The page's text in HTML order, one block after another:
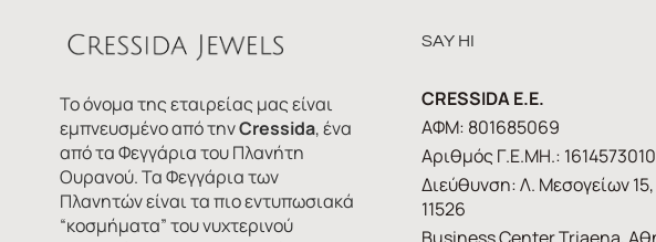
Το όνομα της εταιρείας μας είναι
εμπνευσμένο από τηνCressida, ένα
από τα Φεγγάρια του Πλανήτη
Ουρανού. Τα Φεγγάρια των
Πλανητών είναι τα πιο εντυπωσιακά
“κοσμήματα” του νυχτερινού
SAY HI
CRESSIDA E.E.
ΑΦΜ: 801685069
Αριθμός Γ.Ε.ΜΗ.:
Διεύθυνση: Λ. Μεσογείων 15,
11526